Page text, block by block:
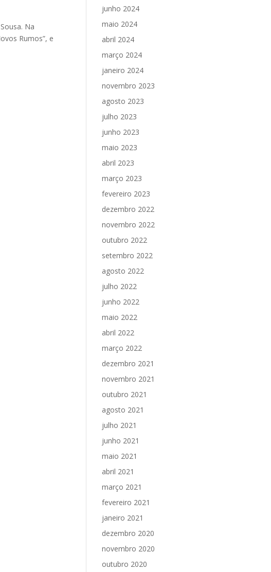
Na
Rumos”, e
junho 2024
maio 2024
abril 2024
março 2024
janeiro 2024
novembro 2023
agosto 2023
julho 2023
junho 2023
maio 2023
abril 2023
março 2023
fevereiro 2023
dezembro 2022
novembro 2022
outubro 2022
setembro 2022
agosto 2022
julho 2022
junho 2022
maio 2022
abril 2022
março 2022
dezembro 2021
novembro 2021
outubro 2021
agosto 2021
julho 2021
junho 2021
maio 2021
abril 2021
março 2021
fevereiro 2021
janeiro 2021
dezembro 2020
novembro 2020
outubro 2020